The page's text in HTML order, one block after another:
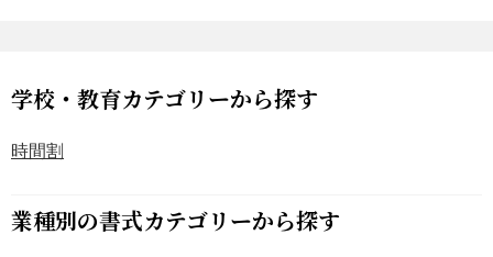
き、仕訳エラーを迅速に発見できます。 ＜会計業務の効率
化＞ シンプルな構造のため、短時間で作成可能。財務管理
の効率化に寄与します。 ＜会計初心者にも最適＞ 基本的な
試算表構造を簡単に理解でき、学習用としても役立ちま
＜外部来訪者を迎える企業での管理に＞ 日付・企業名・氏
名・目的・時刻を記録し、管理責任者が確認する運用に適
しています。 ＜機密情報を扱う会議室のセキュリティ強化
利用目的と保管・破棄ルールを明示＞ 利用目的、保存期
学校・教育カテゴリーから探す
時間割
業種別の書式カテゴリーから探す